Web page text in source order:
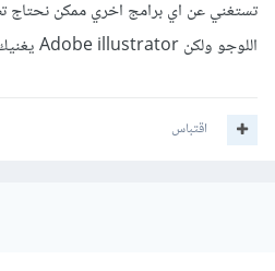
اللوجو ولكن Adobe illustrator يغنيك عنة
اقتباس